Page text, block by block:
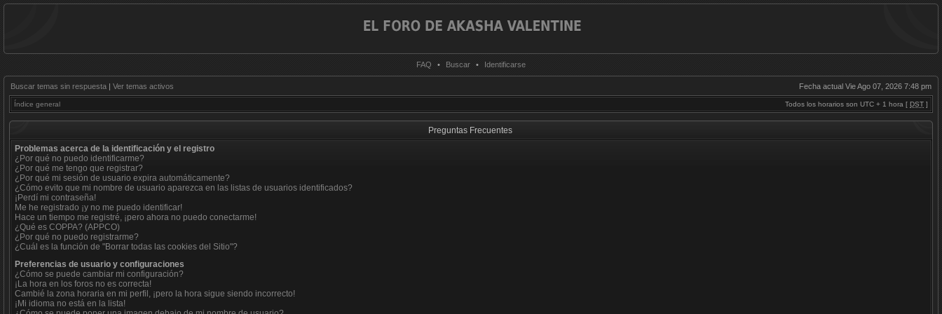
FAQ • Buscar • Identificarse
Buscar temas sin respuesta | Ver temas activos Fecha actual Vie Ago 07, 2026 7:48 pm
Índice general Todos los horarios son UTC + 1 hora [ DST ]
Preguntas Frecuentes
Problemas acerca de la identificación y el registro
¿Por qué no puedo identificarme?
¿Por qué me tengo que registrar?
¿Por qué mi sesión de usuario expira automáticamente?
¿Cómo evito que mi nombre de usuario aparezca en las listas de usuarios identificados?
¡Perdí mi contraseña!
Me he registrado ¡y no me puedo identificar!
Hace un tiempo me registré, ¡pero ahora no puedo conectarme!
¿Qué es COPPA? (APPCO)
¿Por qué no puedo registrarme?
¿Cuál es la función de "Borrar todas las cookies del Sitio"?
Preferencias de usuario y configuraciones
¿Cómo se puede cambiar mi configuración?
¡La hora en los foros no es correcta!
Cambié la zona horaria en mi perfil, ¡pero la hora sigue siendo incorrecto!
¡Mi idioma no está en la lista!